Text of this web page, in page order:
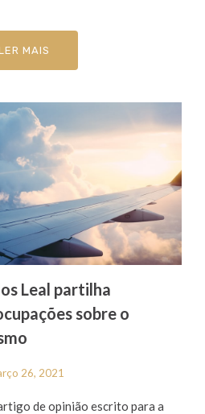
MAIS
Leal partilha
sobre o
26, 2021
de opinião escrito para a